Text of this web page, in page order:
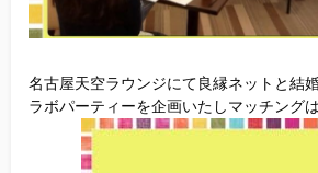
一般のよくある質問
名古屋天空ラウンジにて良縁ネットと結
ラボパーティーを企画いたしマッチング